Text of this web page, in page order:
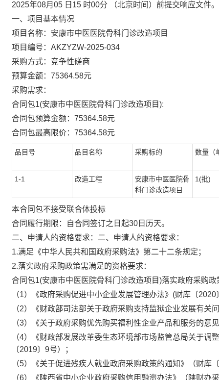
2025年08月 05 日 15 时00分
（北京时间）前提交响应文件。
一、项目基本情况
项目名称： 安康市中医医院骨科门诊改造项目
项目编号： AKZYZW-2025-034
采购方式：竞争性磋商
预算金额： 75364.58元
采购需求：
合同包1(安康市中医医院骨科门诊改造项目):
合同包预算金额： 75364.58元
合同包最高限价： 75364.58元
品目号 品目名称 采购标的 数量（
1-1 改造工程
安康市中医医院骨
科门诊改造项目
1(批)
本合同包不接受联合体投标
合同履行期限：
自合同签订之日起30日历天。
二、申请人的资格要求： 二、申请人的资格要求：
1.满足《中华人民共和国政府采购法》第二十二条规定；
2.落实政府采购政策需满足的资格要求：
合同包1(安康市中医医院骨科门诊改造项目)落实政府采购
（1）
《政府采购促进中小企业发展管理办法》 (财库〔2020
（2）《财政部司法部关于政府采购支持监狱企业发展有关
（3）《关于政府采购优先购买福利性企业产品和服务的意
（4）《财政部发展改革委生态环境部市场监管总局关于调
〔2019〕9号）；
（5）《关于促进残疾人就业政府采购政策的通知》（财库
（6）《陕西省中小企业政府采购信用融资办法》（陕财办